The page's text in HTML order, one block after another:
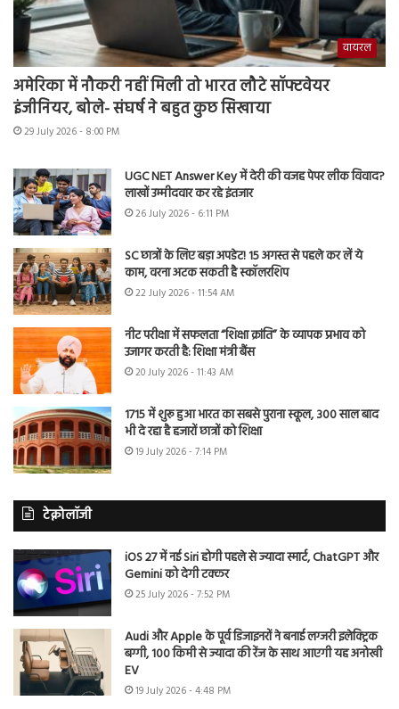
वायरल
अमेरिका में नौकरी नहीं मिली तो भारत लौटे सॉफ्टवेयर
इंजीनियर, बोले- संघर्ष ने बहुत कुछ सिखाया
29 July 2026 - 8:00 PM
UGC NET Answer Key में देरी की वजह पेपर लीक विवाद?
लाखों उम्मीदवार कर रहे इंतजार
26 July 2026 - 6:11 PM
SC छात्रों के लिए बड़ा अपडेट! 15 अगस्त से पहले कर लें ये
काम, वरना अटक सकती है स्कॉलरशिप
22 July 2026 - 11:54 AM
नीट परीक्षा में सफलता “शिक्षा क्रांति” के व्यापक प्रभाव को
उजागर करती है: शिक्षा मंत्री बैंस
20 July 2026 - 11:43 AM
1715 में शुरू हुआ भारत का सबसे पुराना स्कूल, 300 साल बाद
भी दे रहा है हजारों छात्रों को शिक्षा
19 July 2026 - 7:14 PM
टेक्नोलॉजी
iOS 27 में नई Siri होगी पहले से ज्यादा स्मार्ट, ChatGPT और
Gemini को देगी टक्कर
25 July 2026 - 7:52 PM
Audi और Apple के पूर्व डिजाइनरों ने बनाई लग्जरी इलेक्ट्रिक
बग्गी, 100 किमी से ज्यादा की रेंज के साथ आएगी यह अनोखी
EV
19 July 2026 - 4:48 PM